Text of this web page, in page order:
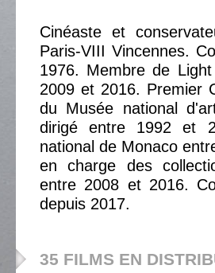
Cinéaste et
Paris-VIII Vincennes.
1976. Membre de
2009 et 2016. Premier
du Musée national
dirigé entre 1992 et
national de Monaco
en charge des
entre 2008 et 2016.
depuis 2017.
35 FILMS EN